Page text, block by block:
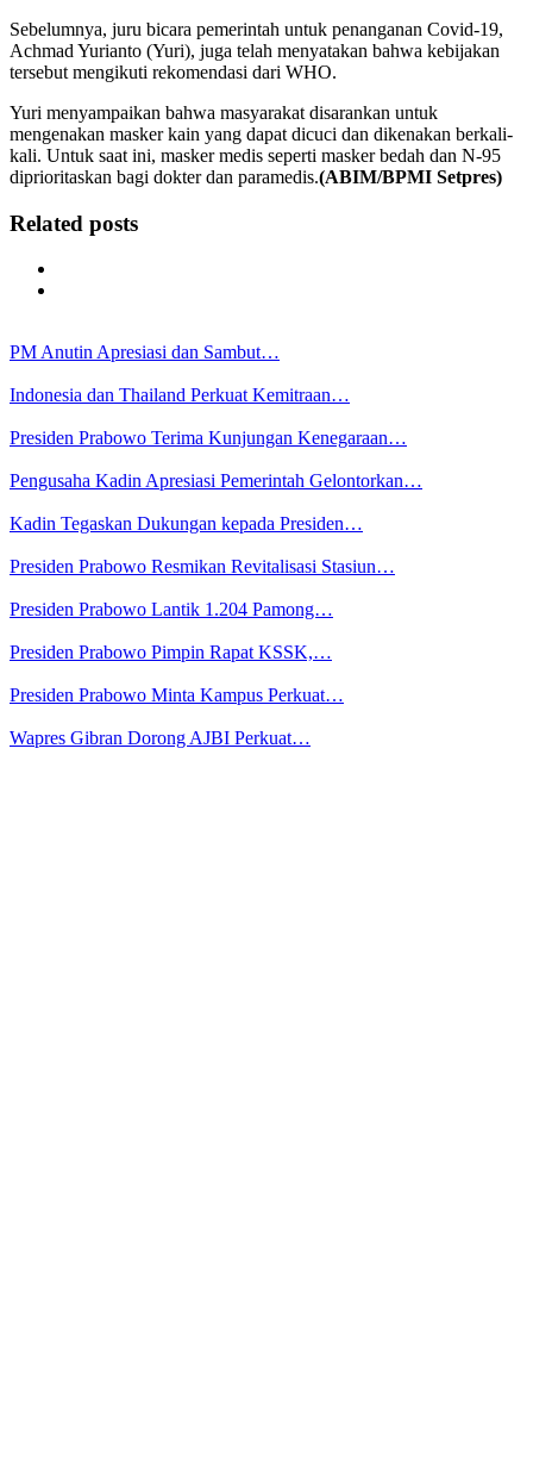
Sebelumnya, juru bicara pemerintah untuk penanganan Covid-19,
Achmad Yurianto (Yuri), juga telah menyatakan bahwa kebijakan
tersebut mengikuti rekomendasi dari WHO.
Yuri menyampaikan bahwa masyarakat disarankan untuk
mengenakan masker kain yang dapat dicuci dan dikenakan berkali-
kali. Untuk saat ini, masker medis seperti masker bedah dan N-95
diprioritaskan bagi dokter dan paramedis.(ABIM/BPMI Setpres)
Related posts
PM Anutin Apresiasi dan Sambut…
Indonesia dan Thailand Perkuat Kemitraan…
Presiden Prabowo Terima Kunjungan Kenegaraan…
Pengusaha Kadin Apresiasi Pemerintah Gelontorkan…
Kadin Tegaskan Dukungan kepada Presiden…
Presiden Prabowo Resmikan Revitalisasi Stasiun…
Presiden Prabowo Lantik 1.204 Pamong…
Presiden Prabowo Pimpin Rapat KSSK,…
Presiden Prabowo Minta Kampus Perkuat…
Wapres Gibran Dorong AJBI Perkuat…